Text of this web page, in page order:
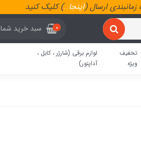
ارسال (اینجا..) کلیک کنید
0 سبد خرید شما
تخفیف
ویژه
لوازم برقی (شارژر ، کابل ،
آداپتور)